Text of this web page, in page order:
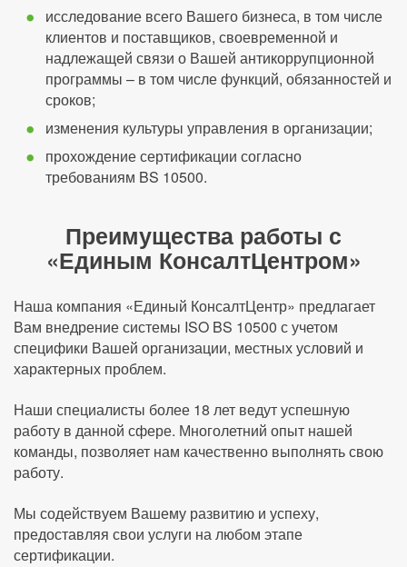
исследование всего Вашего бизнеса, в том числе
клиентов и поставщиков, своевременной и
надлежащей связи о Вашей антикоррупционной
программы – в том числе функций, обязанностей и
сроков;
изменения культуры управления в организации;
прохождение сертификации согласно
требованиям BS 10500.
Преимущества работы с
«Единым КонсалтЦентром»
Наша компания «Единый КонсалтЦентр» предлагает
Вам внедрение системы ISO BS 10500 с учетом
специфики Вашей организации, местных условий и
характерных проблем.
Наши специалисты более 18 лет ведут успешную
работу в данной сфере. Многолетний опыт нашей
команды, позволяет нам качественно выполнять свою
работу.
Мы содействуем Вашему развитию и успеху,
предоставляя свои услуги на любом этапе
сертификации.